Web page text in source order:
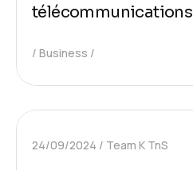
télécommunications
Business
24/09/2024 Team K TnS